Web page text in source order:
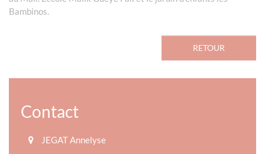
Bambinos.
RETOUR
Contact
JEGAT Annelyse